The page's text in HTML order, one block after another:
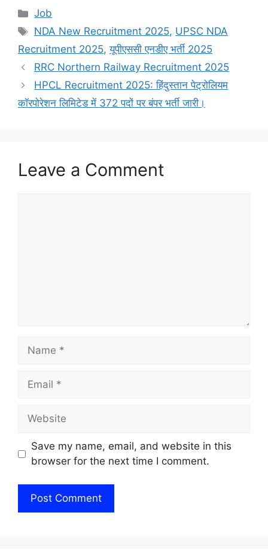
Categories
Job
Tags
NDA New Recruitment 2025, UPSC NDA
Recruitment 2025,यूपीएससी एनडीए भर्ती 2025
RRC Northern Railway Recruitment 2025
HPCL Recruitment 2025: हिंदुस्तान पेट्रोलियम
कॉरपोरेशन लिमिटेड में 372 पदों पर बंपर भर्ती जारी।
Leave a Comment
Name
Email
Website
Save my name, email, and website in this
browser for the next time I comment.